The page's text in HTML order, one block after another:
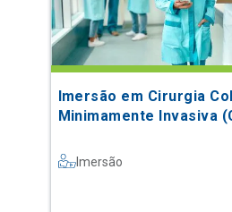
Imersão em Cirurgia
Minimamente Invasiva
Imersão